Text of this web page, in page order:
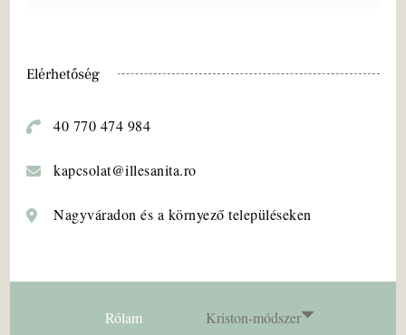
Elérhetőség
40 770 474 984
kapcsolat@illesanita.ro
Nagyváradon és a környező településeken
Rólam Kriston-módszer